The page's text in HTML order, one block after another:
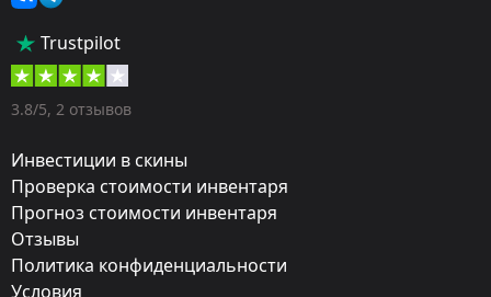
georgeb
Художник:
Обновление:
Introducing Music Kits!
Мастерская:
Посмотреть
Trustpilot
3.8/5, 2 отзывов
Инвестиции в скины
Проверка стоимости инвентаря
Прогноз стоимости инвентаря
Отзывы
Политика конфиденциальности
Условия